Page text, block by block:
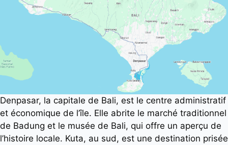
Denpasar, la capitale de Bali, est le centre administratif
et économique de l’île. Elle abrite le marché traditionnel
de Badung et le musée de Bali, qui offre un aperçu de
l’histoire locale. Kuta, au sud, est une destination prisée